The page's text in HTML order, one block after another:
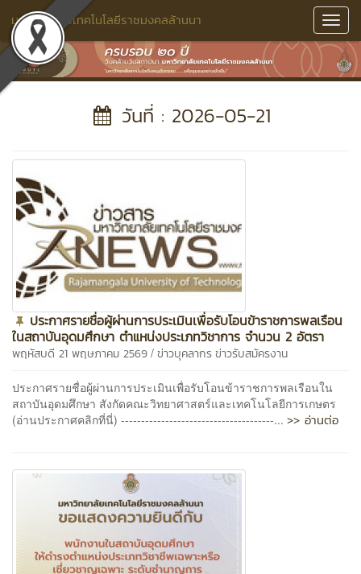
มหาวิทยาลัยเทคโนโลยีราชมงคลล้านนา
วันที่ : 2026-05-21
ประกาศรายชื่อผู้ผ่านการประเมินเพื่อรับโอนข้าราชการพลเรือน
ในสถาบันอุดมศึกษา ตำแหน่งประเภทวิชาการ จำนวน 2 อัตรา
พฤหัสบดี 21 พฤษภาคม 2569 / ข่าวบุคลากรข่าวรับสมัครงาน
ประกาศรายชื่อผู้ผ่านการประเมินเพื่อรับโอนข้าราชการพลเรือนใน
สถาบันอุดมศึกษา สังกัดคณะวิทยาศาสตร์และเทคโนโลยีการเกษตร
(อ่านประกาศคลิกที่นี่) --------------------------------------... >> อ่านต่อ